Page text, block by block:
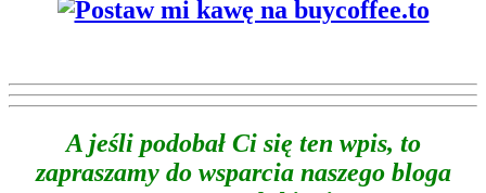
A jeśli podobał Ci się ten wpis, to
zapraszamy do wsparcia naszego bloga